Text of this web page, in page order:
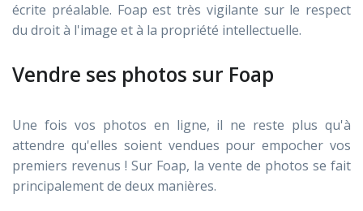
écrite préalable. Foap est très vigilante sur le respect
du droit à l'image et à la propriété intellectuelle.
Vendre ses photos sur Foap
Une fois vos photos en ligne, il ne reste plus qu'à
attendre qu'elles soient vendues pour empocher vos
premiers revenus ! Sur Foap, la vente de photos se fait
principalement de deux manières.